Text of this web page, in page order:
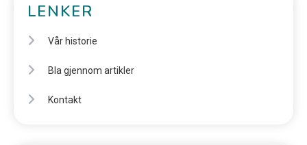
LENKER
Vår historie
Bla gjennom artikler
Kontakt